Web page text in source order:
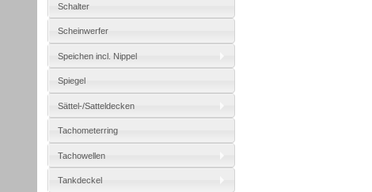
Schalter
Scheinwerfer
Speichen incl. Nippel
Spiegel
Sättel-/Satteldecken
Tachometerring
Tachowellen
Tankdeckel